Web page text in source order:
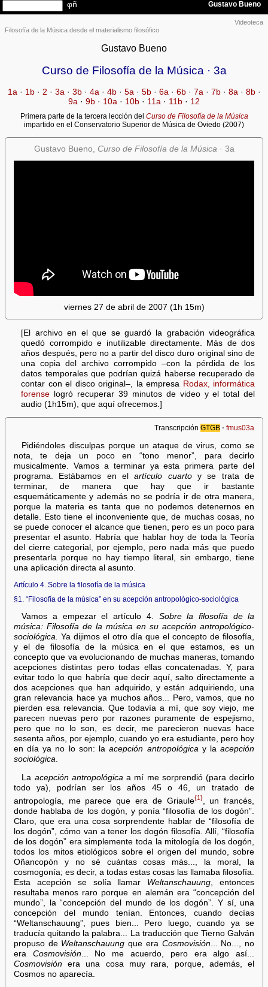
Videoteca
Filosofía de la Música desde el materialismo filosófico
Gustavo Bueno
Curso de Filosofía de la Música · 3a
1a · 1b· 2 · 3a · 3b· 4a · 4b· 5a · 5b· 6a · 6b· 7a · 7b· 8a · 8b·
9a · 9b · 10a · 10b · 11a · 11b · 12
Primera parte de la tercera lección del Curso de Filosofía de la Música
impartido en el Conservatorio Superior de Música de Oviedo (2007)
Gustavo Bueno, Curso de Filosofía de la Música · 3a
viernes 27 de abril de 2007 (1h 15m)
[El archivo en el que se guardó la grabación videográfica
quedó corrompido e inutilizable directamente. Más de dos
años después, pero no a partir del disco duro original sino de
una copia del archivo corrompido –con la pérdida de los
datos temporales que podrían quizá haberse recuperado de
contar con el disco original–, la empresa Rodax, informática
forense logró recuperar 39 minutos de video y el total del
audio (1h15m), que aquí ofrecemos.]
TranscripciónGTGB ⋅fmus03a
Pidiéndoles disculpas porque un ataque de virus, como se
nota, te deja un poco en “tono menor”, para decirlo
musicalmente. Vamos a terminar ya esta primera parte del
programa. Estábamos en elartículo cuartoy se trata de
terminar, de manera que hay que ir bastante
esquemáticamente y además no se podría ir de otra manera,
porque la materia es tanta que no podemos detenernos en
detalle. Esto tiene el inconveniente que, de muchas cosas, no
se puede conocer el alcance que tienen, pero es un poco para
presentar el asunto. Habría que hablar hoy de toda la Teoría
del cierre categorial, por ejemplo, pero nada más que puedo
presentarla porque no hay tiempo literal, sin embargo, tiene
una aplicación directa al asunto.
Artículo 4. Sobre la filosofía de la música
§1. “Filosofía de la música” en su acepción antropológico-sociológica
Vamos a empezar el artículo 4. Sobre la filosofía de la
música: Filosofía de la música en su acepción antropológico-
sociológica. Ya dijimos el otro día que el concepto de filosofía,
y el de filosofía de la música en el que estamos, es un
concepto que va evolucionando de muchas maneras, tomando
acepciones distintas pero todas ellas concatenadas. Y, para
evitar todo lo que habría que decir aquí, salto directamente a
dos acepciones que han adquirido, y están adquiriendo, una
gran relevancia hace ya muchos años... Pero, vamos, que no
pierden esa relevancia. Que todavía a mí, que soy viejo, me
parecen nuevas pero por razones puramente de espejismo,
pero que no lo son, es decir, me parecieron nuevas hace
sesenta años, por ejemplo, cuando yo era estudiante, pero hoy
en día ya no lo son: laacepción antropológicay laacepción
sociológica.
La acepción antropológicaa mí me sorprendió (para decirlo
todo ya), podrían ser los años 45 o 46, un tratado de
antropología, me parece que era de Griaule{1}, un francés,
donde hablaba de los dogón, y ponía “filosofía de los dogón”.
Claro, que era una cosa sorprendente hablar de “filosofía de
los dogón”, cómo van a tener los dogón filosofía. Allí, “filosofía
de los dogón” era simplemente toda la mitología de los dogón,
todos los mitos etiológicos sobre el origen del mundo, sobre
Oñancopón y no sé cuántas cosas más..., la moral, la
cosmogonía; es decir, a todas estas cosas las llamaba filosofía.
Esta acepción se solía llamar Weltanschauung , entonces
resultaba menos raro porque en alemán era “concepción del
mundo”, la “concepción del mundo de los dogón”. Y sí, una
concepción del mundo tenían. Entonces, cuando decías
“Weltanschauung”, pues bien... Pero luego, cuando ya se
traducía quitando la palabra... La traducción que Tierno Galván
propuso de Weltanschauung que era Cosmovisión... No..., no
era Cosmovisión... No me acuerdo, pero era algo así...
Cosmovisiónera una cosa muy rara, porque, además, el
Cosmos no aparecía.